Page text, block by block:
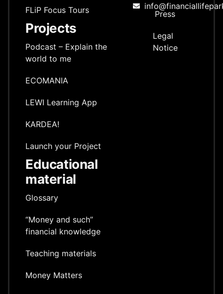
FLiP Focus Tours
Projects
Podcast – Explain the
world to me
ECOMANIA
LEWI Learning App
KARDEA!
Launch your Project
Educational
material
Glossary
“Money and such”
financial knowledge
Teaching materials
Money Matters
Press
Legal
Notice